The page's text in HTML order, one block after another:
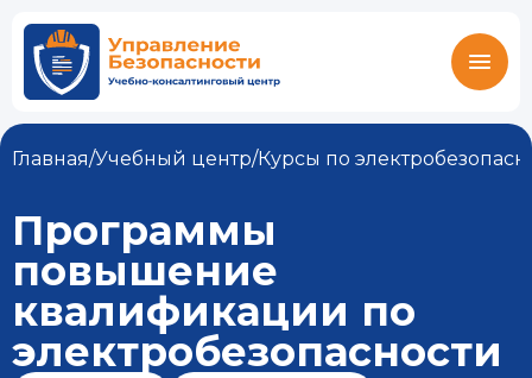
Главная/Учебный центр/Курсы по
Программы
повышение
квалификации по
электробезопасности